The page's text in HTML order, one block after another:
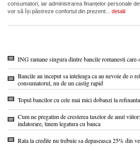
consumatori, iar administrarea finanțelor personale
vor să își păstreze confortul din prezent... detalii
ING ramane singura dintre bancile romanesti
Bancile au inceput sa inteleaga ca au nevoie de o
consumatorul, nu de un castig rapid
Topul bancilor cu cele mai mici dobanzi la
Cum ne pregatim de cresterea taxelor de anul
indatorare, tinem legatura cu banca
Rata la credite nu trebuie sa depaseasca 25% din